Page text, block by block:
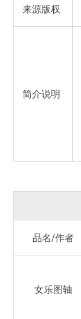
来源版权
简介说明
品名/作者
女乐图轴